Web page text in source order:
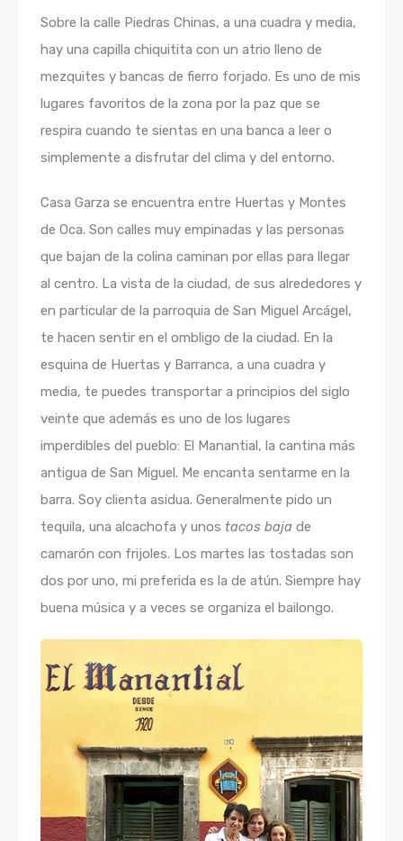
Sobre la calle Piedras Chinas, a una cuadra y media,
hay una capilla chiquitita con un atrio lleno de
mezquites y bancas de fierro forjado. Es uno de mis
lugares favoritos de la zona por la paz que se
respira cuando te sientas en una banca a leer o
simplemente a disfrutar del clima y del entorno.
Casa Garza se encuentra entre Huertas y Montes
de Oca. Son calles muy empinadas y las personas
que bajan de la colina caminan por ellas para llegar
al centro. La vista de la ciudad, de sus alrededores y
en particular de la parroquia de San Miguel Arcágel,
te hacen sentir en el ombligo de la ciudad. En la
esquina de Huertas y Barranca, a una cuadra y
media, te puedes transportar a principios del siglo
veinte que además es uno de los lugares
imperdibles del pueblo: El Manantial, la cantina más
antigua de San Miguel. Me encanta sentarme en la
barra. Soy clienta asidua. Generalmente pido un
tequila, una alcachofa y unos tacos baja de
camarón con frijoles. Los martes las tostadas son
dos por uno, mi preferida es la de atún. Siempre hay
buena música y a veces se organiza el bailongo.